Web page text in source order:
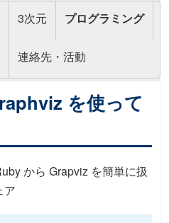
3次元 プログラミング
連絡先・活動
を使って
から Grapviz を簡単に扱
ア